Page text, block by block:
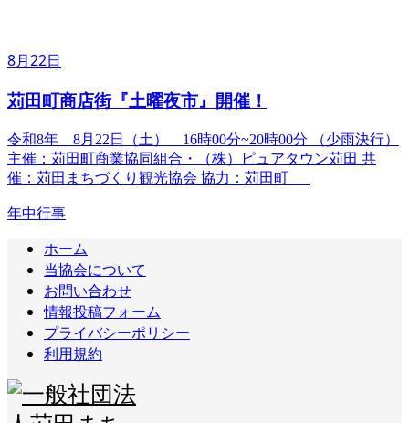
8月22日
苅田町商店街『土曜夜市』開催！
令和8年 8月22日（土） 16時00分~20時00分 （少雨決行）
主催：苅田町商業協同組合・（株）ピュアタウン苅田 共
催：苅田まちづくり観光協会 協力：苅田町
年中行事
ホーム
当協会について
お問い合わせ
情報投稿フォーム
プライバシーポリシー
利用規約